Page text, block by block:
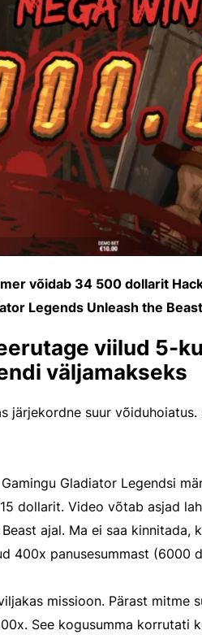
võidab 34 500 dollarit
Legends Unleash the
viilud 5-
väljamakseks
järjekordne suur
Gladiator Legendsi
dollarit. Video võtab asjad
ajal. Ma ei saa kinnitada,
400x panusesummast (6000
missioon. Pärast mitme
See kogusumma korrutati